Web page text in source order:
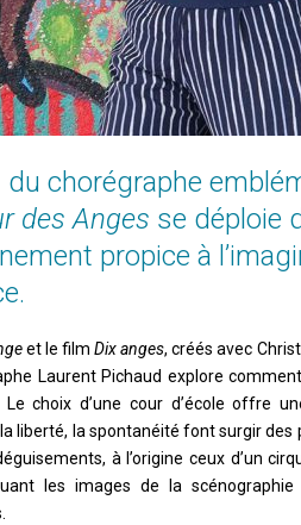
chorégraphe
des Anges se déploie
propice à
et le filmDix anges, créés avec
Laurent Pichaud explore
choix d’une cour d’école offre
liberté, la spontanéité font surgir des
à l’origine ceux d’un
les images de la scénographie
ESTIVALE
du Théâtre de Nîmes vous souhaite un
septembre à 11h
, sur place ou en
2027.
en ligne